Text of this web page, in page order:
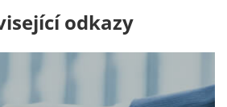
odkazy